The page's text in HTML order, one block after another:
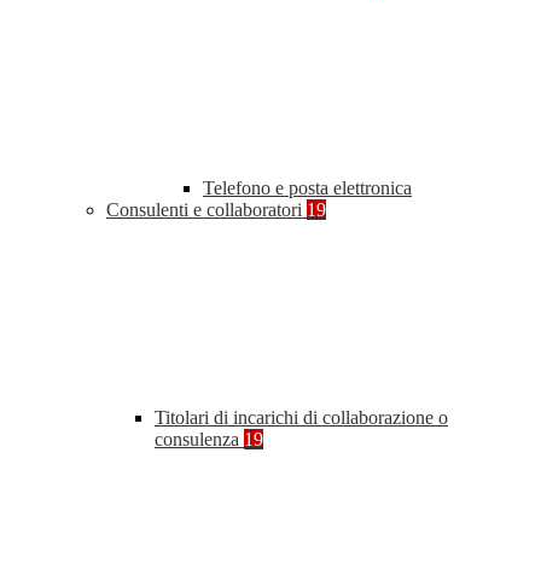
Telefono e posta elettronica
Consulenti e collaboratori 19
Titolari di incarichi di collaborazione o
consulenza 19